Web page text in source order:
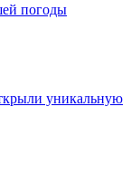
погоды
уникальную